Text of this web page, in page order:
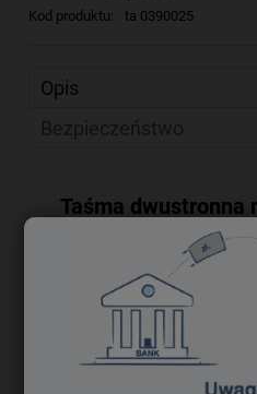
Kod produktu:
ta 0390025
Opis
Taśma dwustronna
x1mm